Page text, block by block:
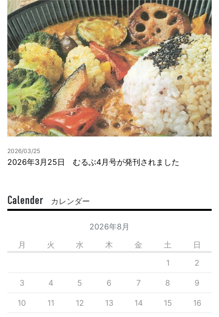
2026/03/25
2026年3月25日 むるぶ4月号が発刊されました
Calender カレンダー
2026年8月
月
火 水 木 金 土 日
1 2
3 4 5 6 7 8 9
10 11 12 13 14 15 16